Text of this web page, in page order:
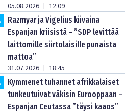
05.08.2026 | 12:09
Razmyar ja Vigelius kiivaina
Espanjan kriisistä – ”SDP levittää
laittomille siirtolaisille punaista
mattoa”
31.07.2026 | 18:45
.
Kymmenet tuhannet afrikkalaiset
tunkeutuivat väkisin Eurooppaan –
Espanjan Ceutassa ”täysi kaaos”